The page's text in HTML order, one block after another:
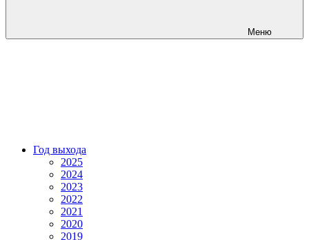
Меню
Год выхода
2025
2024
2023
2022
2021
2020
2019